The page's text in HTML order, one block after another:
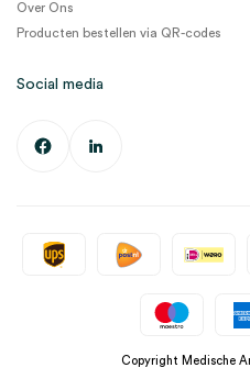
Over Ons
Producten bestellen via QR-codes
Social media
Copyright Medische